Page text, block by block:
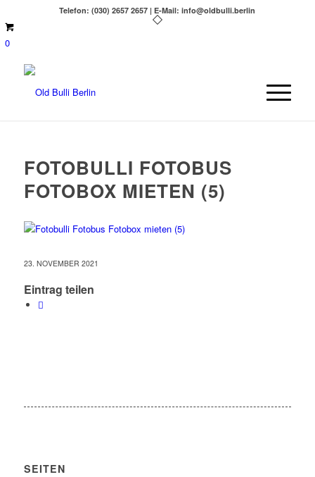
Telefon: (030) 2657 2657 | E-Mail: info@oldbulli.berlin
0
FOTOBULLI FOTOBUS
FOTOBOX MIETEN (5)
23. NOVEMBER 2021
Eintrag teilen
SEITEN